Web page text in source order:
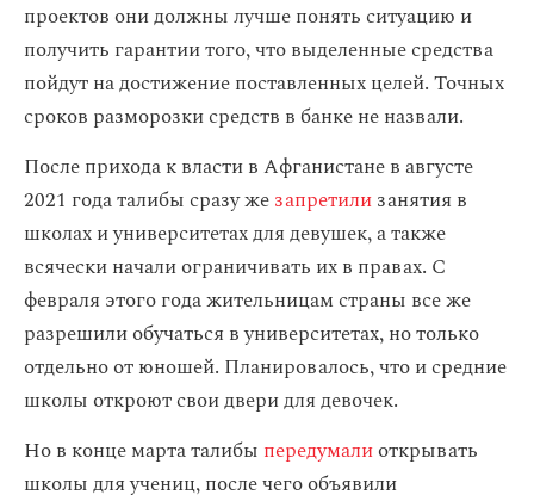
проектов они должны лучше понять ситуацию и
получить гарантии того, что выделенные средства
пойдут на достижение поставленных целей. Точных
сроков разморозки средств в банке не назвали.
После прихода к власти в Афганистане в августе
2021 года талибы сразу жезапретилизанятия в
школах и университетах для девушек, а также
всячески начали ограничивать их в правах. С
февраля этого года жительницам страны все же
разрешили обучаться в университетах, но только
отдельно от юношей. Планировалось, что и средние
школы откроют свои двери для девочек.
Но в конце марта талибы передумалиоткрывать
школы для учениц, после чего объявили